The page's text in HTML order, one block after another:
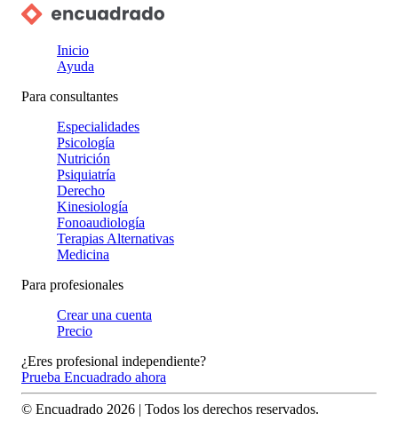
Inicio
Ayuda
Para consultantes
Especialidades
Psicología
Nutrición
Psiquiatría
Derecho
Kinesiología
Fonoaudiología
Terapias Alternativas
Medicina
Para profesionales
Crear una cuenta
Precio
¿Eres profesional independiente?
Prueba Encuadrado ahora
© Encuadrado 2026 | Todos los derechos reservados.